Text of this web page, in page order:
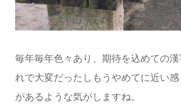
毎年毎年色々あり、期待を込めての漢
れで大変だったしもうやめてに近い
があるような気がしますね。